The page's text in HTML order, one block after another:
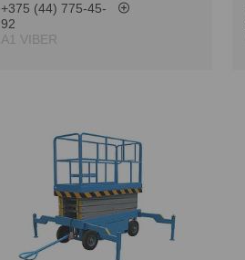
+375 (44) 775-45-
92
А1 VIBER